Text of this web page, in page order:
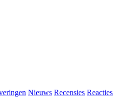
Nieuws Recensies Reacties